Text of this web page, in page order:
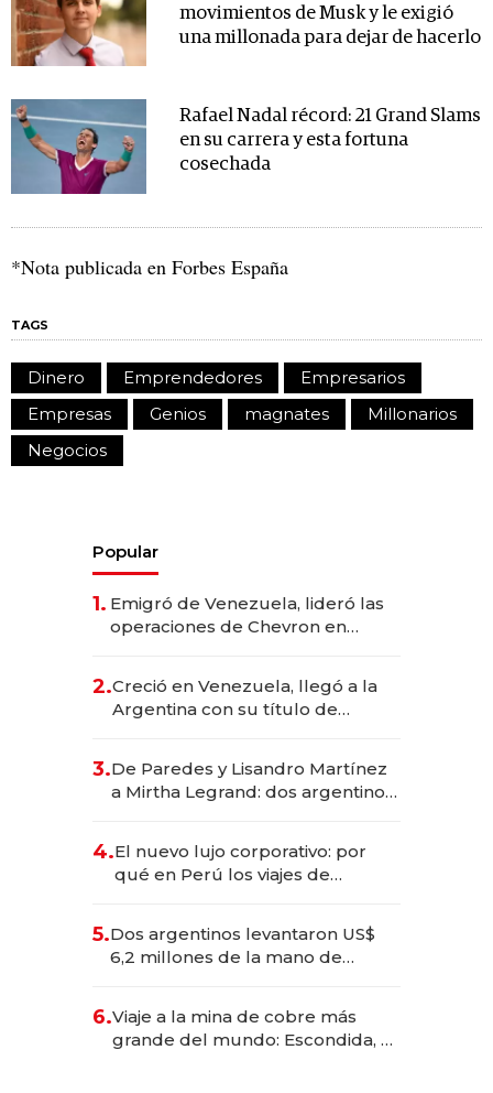
movimientos de Musk y le exigió
una millonada para dejar de hacerlo
Rafael Nadal récord: 21 Grand Slams
en su carrera y esta fortuna
cosechada
*Nota publicada en Forbes España
TAGS
Dinero Emprendedores
Empresarios
Empresas
Genios magnates
Millonarios
Negocios
Popular
1. Emigró de Venezuela, lideró las
operaciones de Chevron en
2.Creció en Venezuela, llegó a la
Argentina con su título de
las marcas "fast premium"
3.De Paredes y Lisandro Martínez
a Mirtha Legrand: dos argentinos
4.El nuevo lujo corporativo: por
qué en Perú los viajes de
para convertirse en experiencias
transformadoras
5.Dos argentinos levantaron US$
6,2 millones de la mano de
6.Viaje a la mina de cobre más
grande del mundo: Escondida, el